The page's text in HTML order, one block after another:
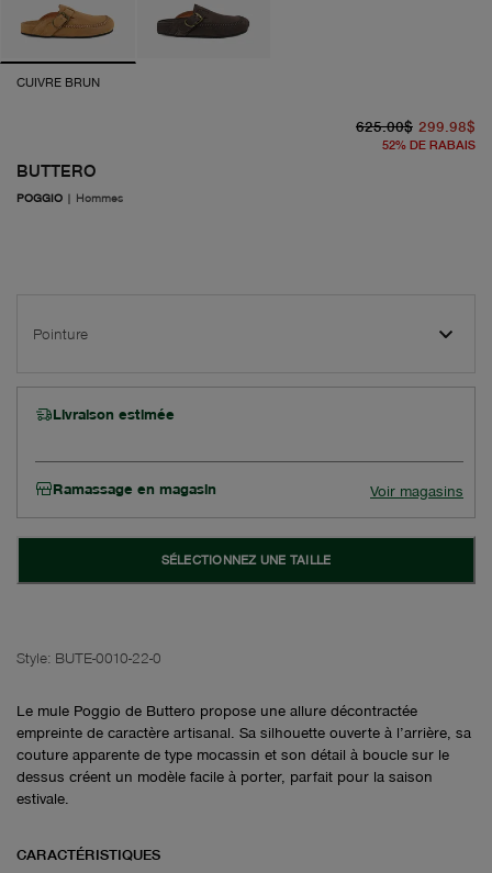
CUIVRE BRUN
BUTTERO
POGGIO | Hommes
625.00$ 299.98$
52% DE RABAIS
Pointure
Livraison estimée
Ramassage en magasin Voir magasins
SÉLECTIONNEZ UNE TAILLE
Style: BUTE-0010-22-0
Le mule Poggio de Buttero propose une allure décontractée
empreinte de caractère artisanal. Sa silhouette ouverte à l’arrière, sa
couture apparente de type mocassin et son détail à boucle sur le
dessus créent un modèle facile à porter, parfait pour la saison
estivale.
CARACTÉRISTIQUES